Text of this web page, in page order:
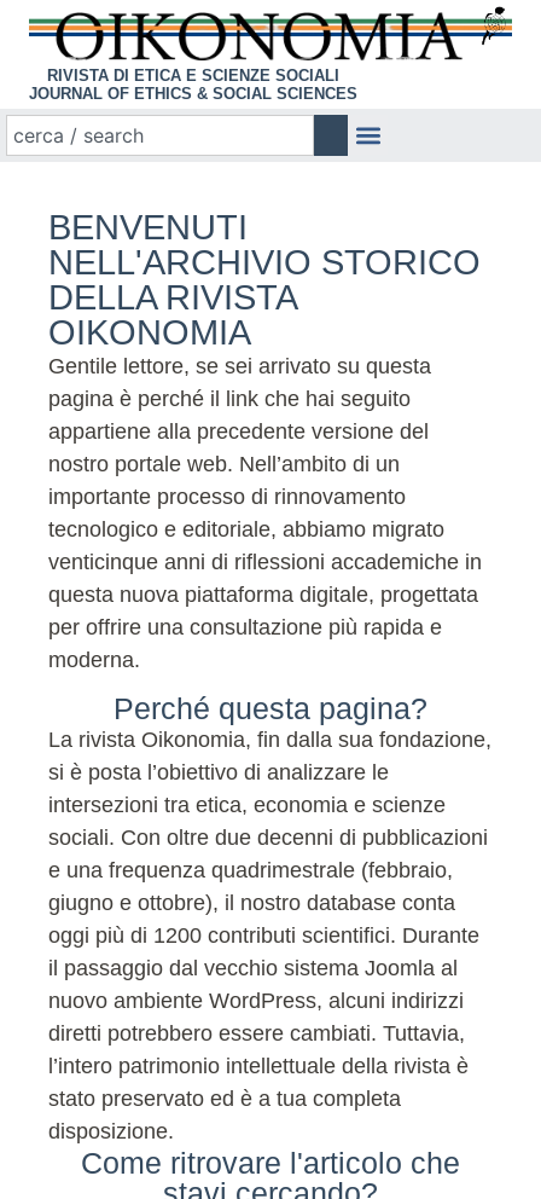
RIVISTA DI ETICA E SCIENZE SOCIALI
JOURNAL OF ETHICS & SOCIAL SCIENCES
BENVENUTI
NELL'ARCHIVIO STORICO
DELLA RIVISTA
OIKONOMIA
Gentile lettore, se sei arrivato su questa
pagina è perché il link che hai seguito
appartiene alla precedente versione del
nostro portale web. Nell’ambito di un
importante processo di rinnovamento
tecnologico e editoriale, abbiamo migrato
venticinque anni di riflessioni accademiche in
questa nuova piattaforma digitale, progettata
per offrire una consultazione più rapida e
moderna.
Perché questa pagina?
La rivista Oikonomia, fin dalla sua fondazione,
si è posta l’obiettivo di analizzare le
intersezioni tra etica, economia e scienze
sociali. Con oltre due decenni di pubblicazioni
e una frequenza quadrimestrale (febbraio,
giugno e ottobre), il nostro database conta
oggi più di 1200 contributi scientifici. Durante
il passaggio dal vecchio sistema Joomla al
nuovo ambiente WordPress, alcuni indirizzi
diretti potrebbero essere cambiati. Tuttavia,
l’intero patrimonio intellettuale della rivista è
stato preservato ed è a tua completa
disposizione.
Come ritrovare l'articolo che